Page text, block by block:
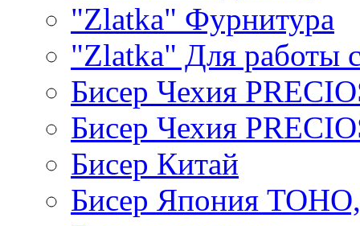
"Zlatka" Фурнитура
"Zlatka" Для работы
Бисер Чехия
Бисер Чехия
Бисер Китай
Бисер Япония